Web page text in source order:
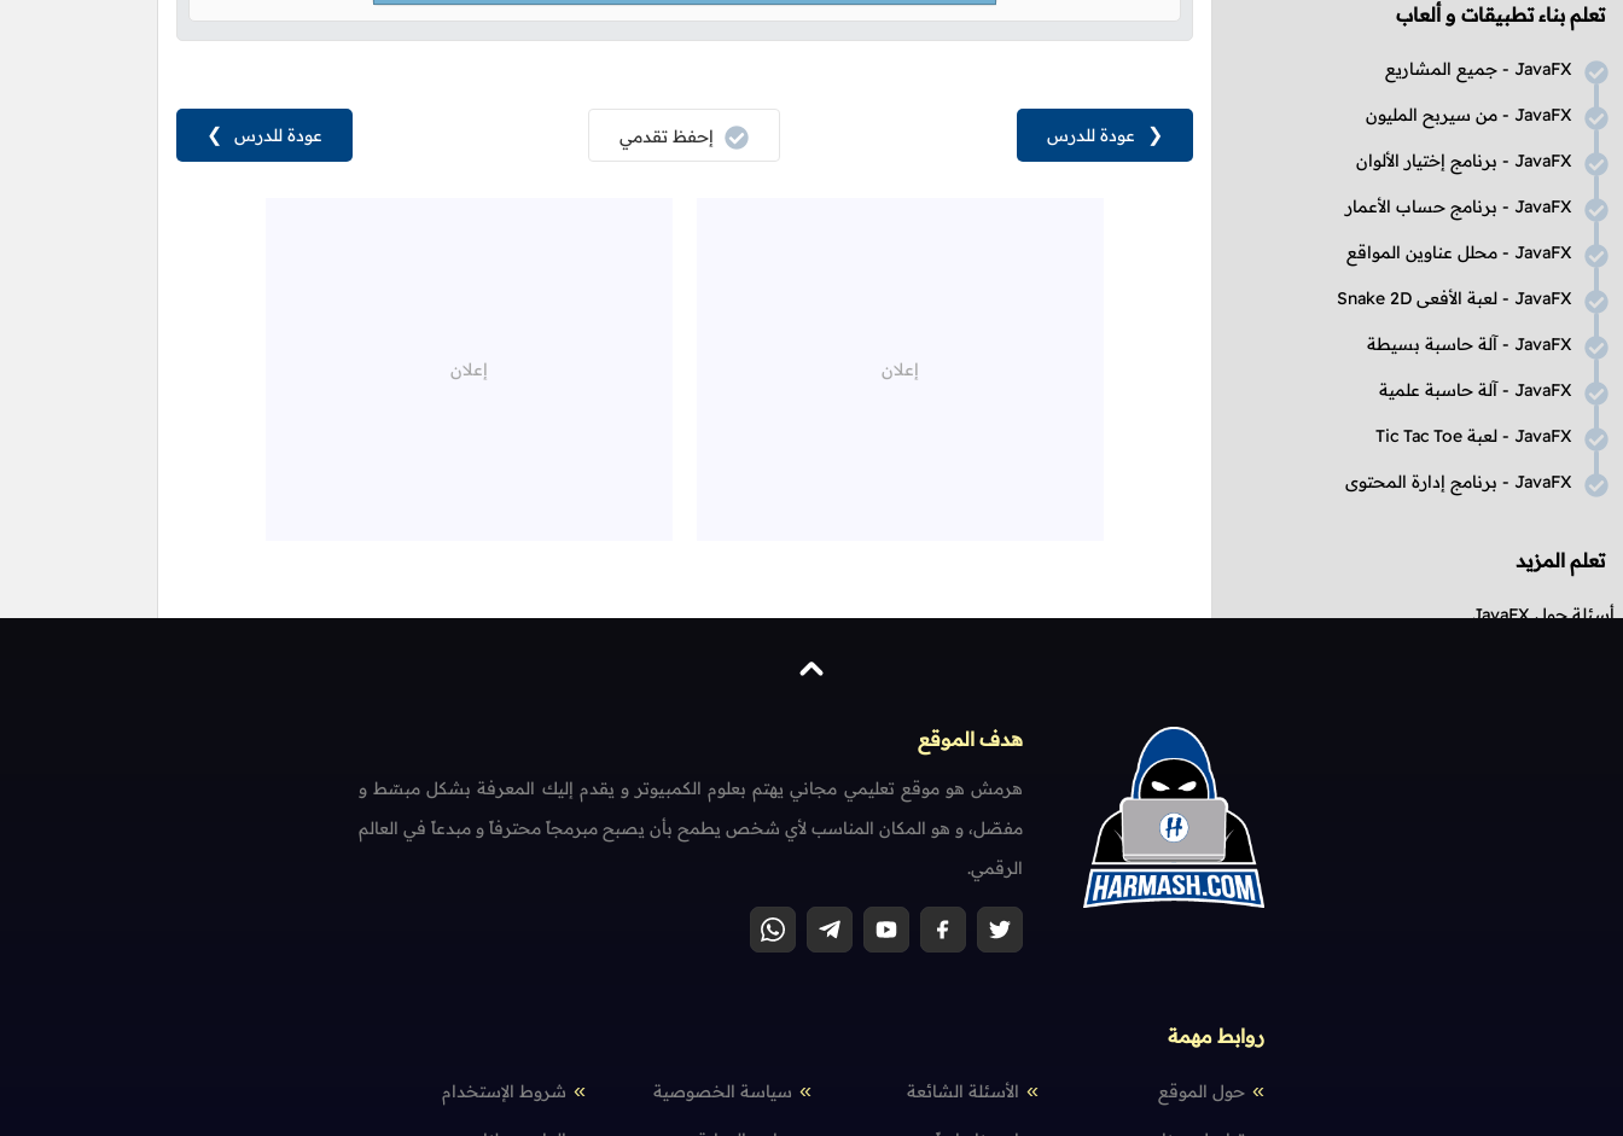
تعلم بناء تطبيقات و ألعاب
JavaFX - جميع المشاريع
JavaFX - من سيربح المليون
JavaFX - برنامج إختيار الألوان
JavaFX - برنامج حساب الأعمار
JavaFX - محلل عناوين المواقع
JavaFX - لعبة الأفعى Snake 2D
JavaFX - آلة حاسبة بسيطة
JavaFX - آلة حاسبة علمية
JavaFX - لعبة Tic Tac Toe
JavaFX - برنامج إدارة المحتوى
تعلم المزيد
أسئلة حولJavaFX
عودة للدرس ❯ إحفظ تقدمي ❮ عودة للدرس
هدف الموقع
هرمش هو موقع تعليمي مجاني يهتم بعلوم الكمبيوتر و يقدم إليك المعرفة بشكل مبسّط و
مفصّل، و هو المكان المناسب لأي شخص يطمح بأن يصبح مبرمجاً محترفاً و مبدعاً في العالم
الرقمي.
روابط مهمة
حول الموقع الأسئلة الشائعة سياسة الخصوصية شروط الإستخدام